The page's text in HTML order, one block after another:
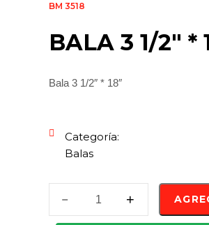
BM 3518
BALA 3 1/2″ *
Bala 3 1/2″ * 18″
Categoría:
Balas